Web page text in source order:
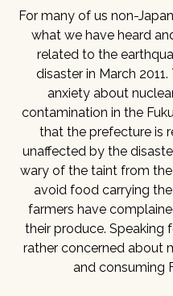
For many of us non-
what we have heard
related to the
disaster in March
anxiety about
contamination in the
that the prefecture is
unaffected by the
wary of the taint from
avoid food carrying
farmers have
their produce. Speaking
rather concerned about
and consuming